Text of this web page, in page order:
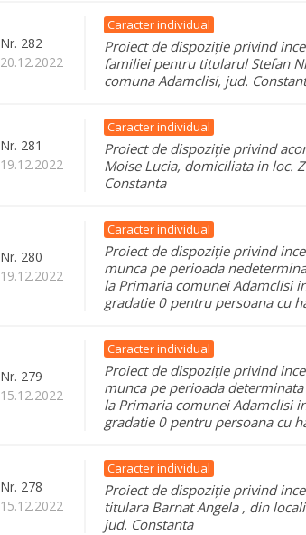
Nr. 282
20.12.2022
Caracter individual
Proiect de dispoziție privind
familiei pentru titularul Stefan
comuna Adamclisi, jud.
Nr. 281
19.12.2022
Caracter individual
Proiect de dispoziție privind
Moise Lucia, domiciliata in loc.
Constanta
Nr. 280
19.12.2022
Caracter individual
Proiect de dispoziție privind
munca pe perioada
la Primaria comunei Adamclisi
gradatie 0 pentru persoana cu
Nr. 279
15.12.2022
Caracter individual
Proiect de dispoziție privind
munca pe perioada
la Primaria comunei Adamclisi
gradatie 0 pentru persoana cu
Nr. 278
15.12.2022
Caracter individual
Proiect de dispoziție privind
titulara Barnat Angela , din
jud. Constanta